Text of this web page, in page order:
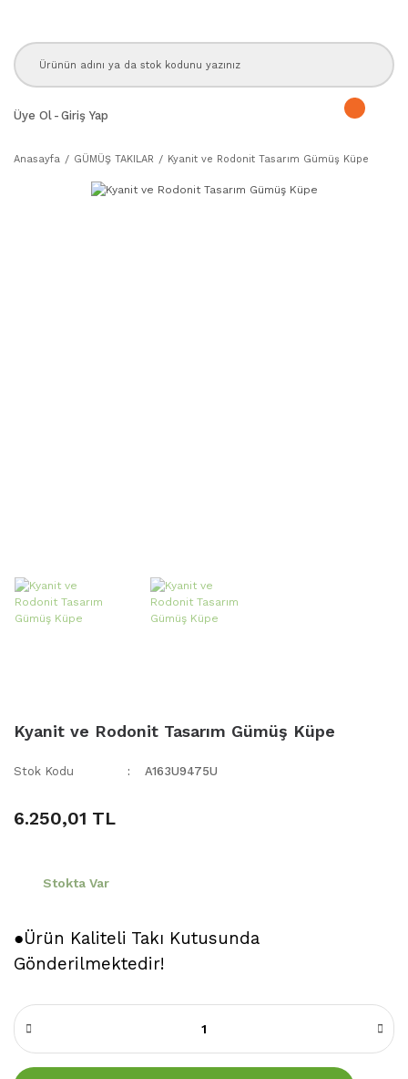
Üye Ol - Giriş Yap
Anasayfa GÜMÜŞ TAKILAR Kyanit ve Rodonit Tasarım Gümüş Küpe
Kyanit ve Rodonit Tasarım Gümüş Küpe
Stok Kodu A163U9475U
6.250,01 TL
Stokta Var
●Ürün Kaliteli Takı Kutusunda
Gönderilmektedir!